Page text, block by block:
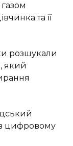
та її
розшукали
який
в цифровому